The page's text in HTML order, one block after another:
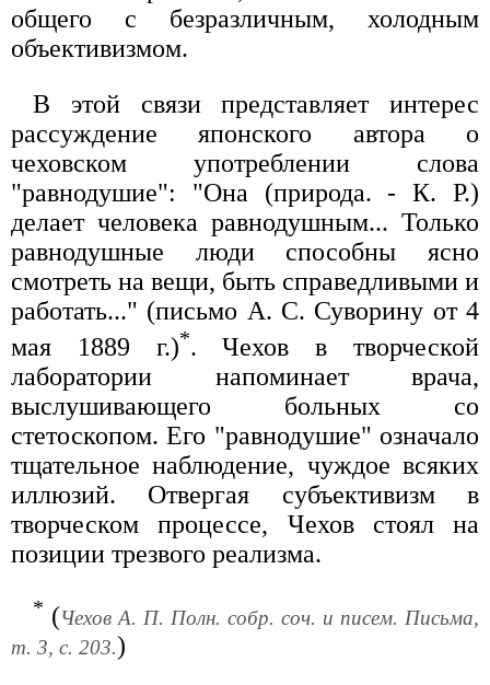
общего с безразличным, холодным
объективизмом.
В этой связи представляет интерес
рассуждение японского автора о
чеховском употреблении слова
"равнодушие": "Она (природа. - К. Р.)
делает человека равнодушным... Только
равнодушные люди способны ясно
смотреть на вещи, быть справедливыми и
работать..." (письмо А. С. Суворину от 4
мая 1889 г.)*. Чехов в творческой
лаборатории напоминает врача,
выслушивающего больных со
стетоскопом. Его "равнодушие" означало
тщательное наблюдение, чуждое всяких
иллюзий. Отвергая субъективизм в
творческом процессе, Чехов стоял на
позиции трезвого реализма.
* (Чехов А. П. Полн. собр. соч. и писем. Письма,
т. 3, с. 203.)